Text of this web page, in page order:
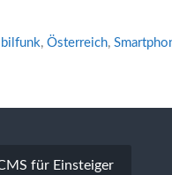
, Österreich,
für Einsteiger